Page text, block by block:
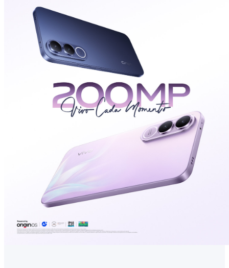
Chile | Seleccione país/región